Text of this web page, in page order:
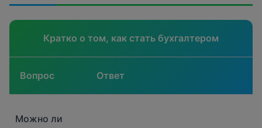
Кратко о том, как стать бухгалтером
Вопрос Ответ
Можно ли